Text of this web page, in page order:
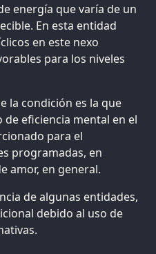
energía que varía de un
En esta entidad
en este nexo
para los niveles
la condición es la que
eficiencia mental en el
para el
programadas, en
amor, en general.
de algunas entidades,
debido al uso de